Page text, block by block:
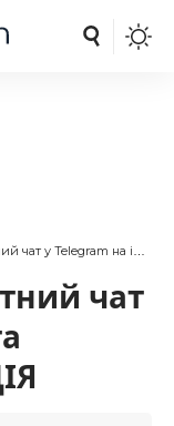
на iOS та Android? ІНСТРУКЦІЯ
чат